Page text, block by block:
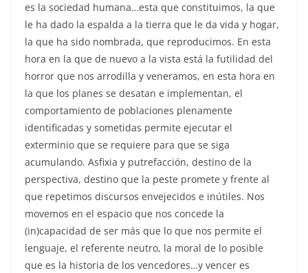
es la sociedad humana…esta que constituimos, la que
le ha dado la espalda a la tierra que le da vida y hogar,
la que ha sido nombrada, que reproducimos. En esta
hora en la que de nuevo a la vista está la futilidad del
horror que nos arrodilla y veneramos, en esta hora en
la que los planes se desatan e implementan, el
comportamiento de poblaciones plenamente
identificadas y sometidas permite ejecutar el
exterminio que se requiere para que se siga
acumulando. Asfixia y putrefacción, destino de la
perspectiva, destino que la peste promete y frente al
que repetimos discursos envejecidos e inútiles. Nos
movemos en el espacio que nos concede la
(in)capacidad de ser más que lo que nos permite el
lenguaje, el referente neutro, la moral de lo posible
que es la historia de los vencedores…y vencer es